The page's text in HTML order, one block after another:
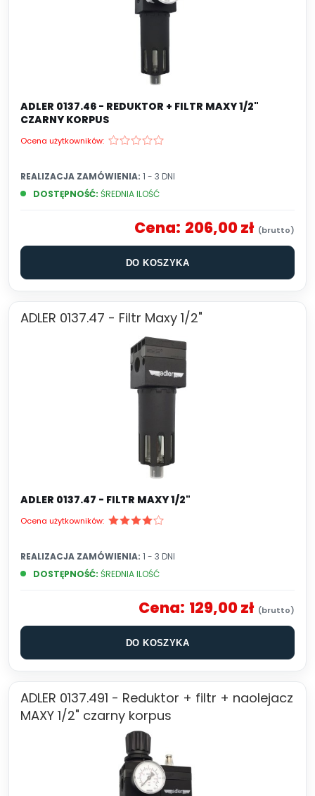
ADLER 0137.46 - REDUKTOR + FILTR MAXY 1/2"
CZARNY KORPUS
Ocena użytkowników:
DOSTĘPNOŚĆ: ŚREDNIA ILOŚĆ
REALIZACJA ZAMÓWIENIA: 1 - 3 DNI
Cena: 206,00 zł
DO KOSZYKA
ADLER 0137.47 - Filtr Maxy 1/2"
ADLER 0137.47 - FILTR MAXY 1/2"
Ocena użytkowników:
DOSTĘPNOŚĆ: ŚREDNIA ILOŚĆ
REALIZACJA ZAMÓWIENIA: 1 - 3 DNI
Cena: 129,00 zł
DO KOSZYKA
ADLER 0137.491 - Reduktor + filtr + naolejacz
MAXY 1/2" czarny korpus